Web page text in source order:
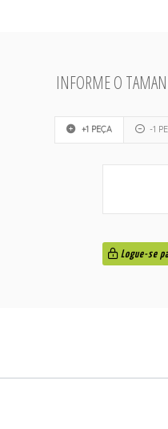
INFORME O
+1 PEÇA -1
Logue-se